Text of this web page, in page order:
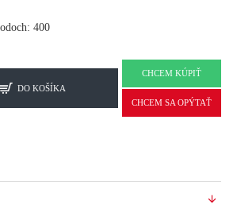
400
DO KOŠÍKA
CHCEM KÚPIŤ
CHCEM SA OPÝTAŤ